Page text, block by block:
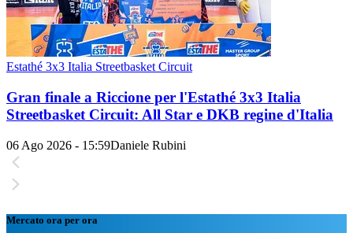
Estathé 3x3 Italia Streetbasket Circuit
Gran finale a Riccione per l'Estathé 3x3 Italia
Streetbasket Circuit: All Star e DKB regine d'Italia
06 Ago 2026 - 15:59Daniele Rubini
Mercato ora per ora